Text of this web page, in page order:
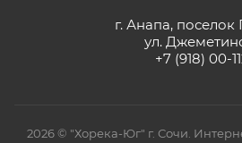
г. Анапа, поселок
ул.
+7 (918) 00-
2026 © "Хорека-Юг" г. Сочи.